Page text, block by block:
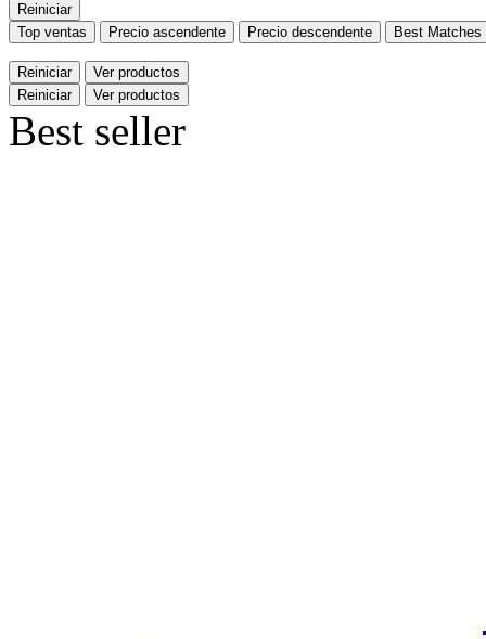
Reiniciar
Top ventas
Precio ascendente Precio descendente Best Matches
Reiniciar
Ver productos
Reiniciar
Ver productos
Best seller